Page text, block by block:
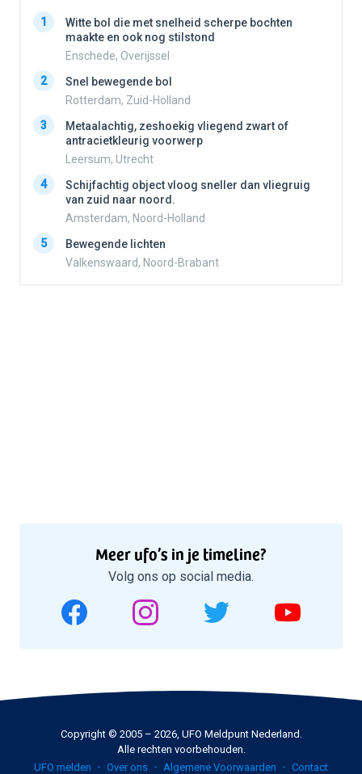
1
Witte bol die met snelheid scherpe bochten
maakte en ook nog stilstond
Enschede, Overijssel
2
Snel bewegende bol
Rotterdam, Zuid-Holland
3
Metaalachtig, zeshoekig vliegend zwart of
antracietkleurig voorwerp
Leersum, Utrecht
4
Schijfachtig object vloog sneller dan vliegruig
van zuid naar noord.
Amsterdam, Noord-Holland
5
Bewegende lichten
Valkenswaard, Noord-Brabant
Meer ufo’s in je timeline?
Volg ons op social media.
Copyright © 2005 – 2026, UFO Meldpunt Nederland.
Alle rechten voorbehouden.
UFO melden
Over ons Algemene Voorwaarden Contact